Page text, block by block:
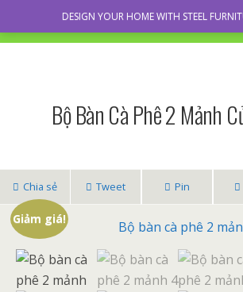
RECILS
Bộ Bàn Cà Phê 2 Mảnh
Chia sẻ Tweet Pin
Giảm giá!
DESIGN YOUR HOME WITH STEEL